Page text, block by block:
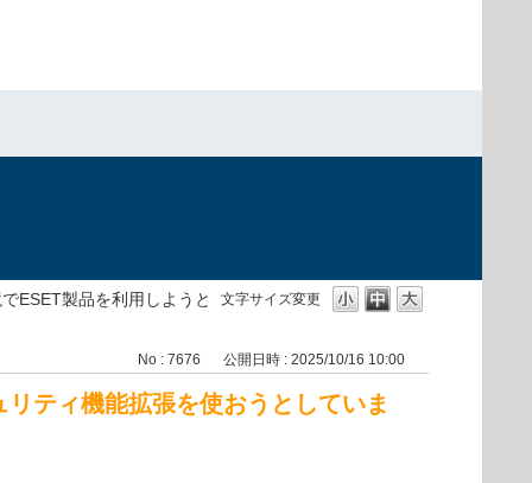
文字サイズ変更
ESET製品を利用しようと
No : 7676 公開日時 : 2025/10/16 10:00
ティ機能拡張を使おうとしていま